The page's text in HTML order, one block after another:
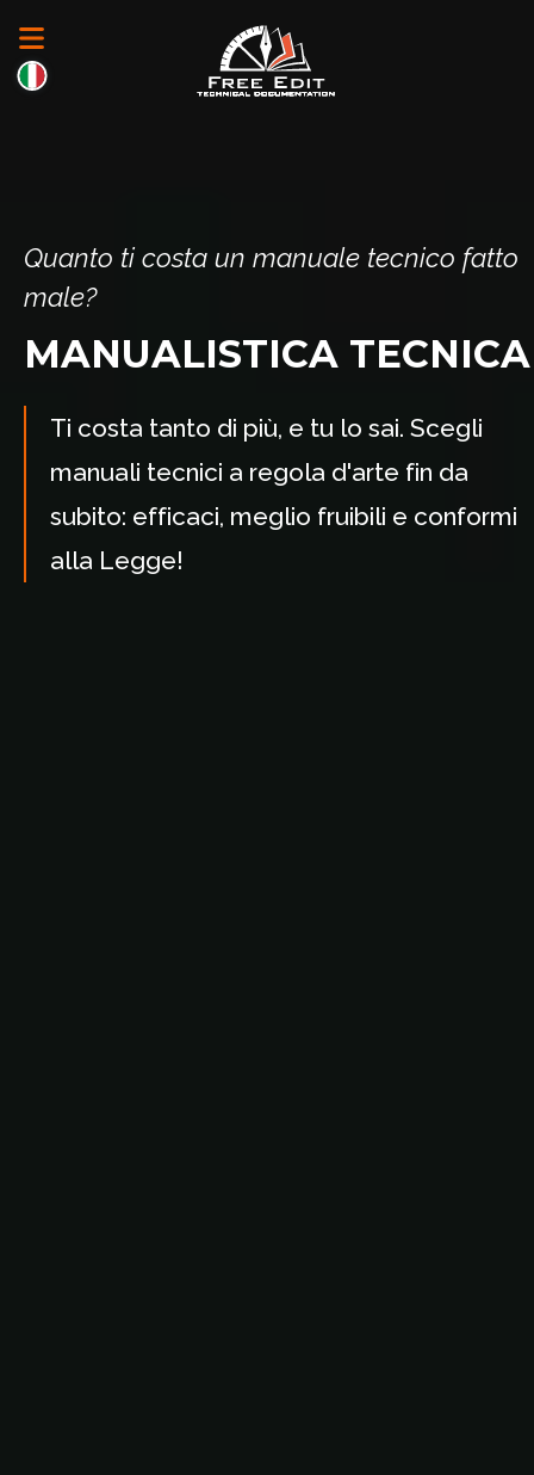
Quanto ti costa un manuale tecnico fatto
male?
MANUALISTICA TECNICA
Ti costa tanto di più, e tu lo sai. Scegli
manuali tecnici a regola d'arte fin da
subito: efficaci, meglio fruibili e conformi
alla Legge!